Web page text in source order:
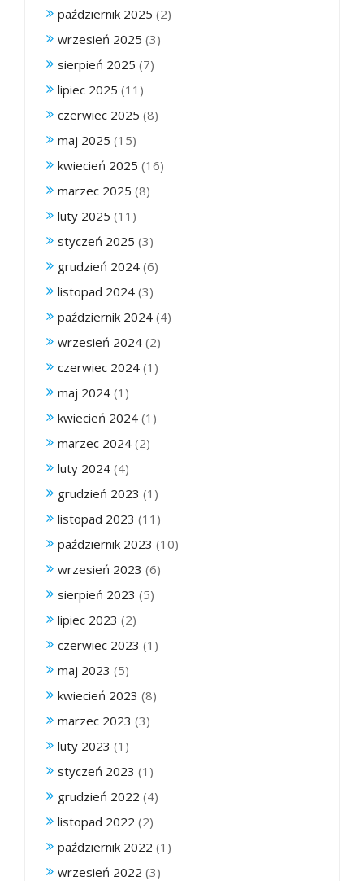
październik 2025 (2)
wrzesień 2025 (3)
sierpień 2025 (7)
lipiec 2025 (11)
czerwiec 2025 (8)
maj 2025 (15)
kwiecień 2025 (16)
marzec 2025 (8)
luty 2025 (11)
styczeń 2025 (3)
grudzień 2024 (6)
listopad 2024 (3)
październik 2024 (4)
wrzesień 2024 (2)
czerwiec 2024 (1)
maj 2024 (1)
kwiecień 2024 (1)
marzec 2024 (2)
luty 2024 (4)
grudzień 2023 (1)
listopad 2023 (11)
październik 2023 (10)
wrzesień 2023 (6)
sierpień 2023 (5)
lipiec 2023 (2)
czerwiec 2023 (1)
maj 2023 (5)
kwiecień 2023 (8)
marzec 2023 (3)
luty 2023 (1)
styczeń 2023 (1)
grudzień 2022 (4)
listopad 2022 (2)
październik 2022 (1)
wrzesień 2022 (3)